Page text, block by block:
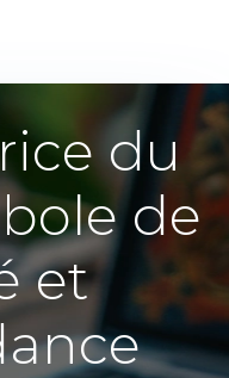
du
de
et